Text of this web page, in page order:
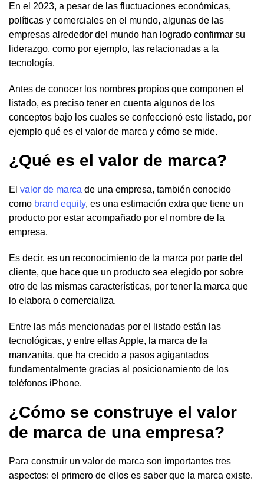
En el 2023, a pesar de las fluctuaciones económicas,
políticas y comerciales en el mundo, algunas de las
empresas alrededor del mundo han logrado confirmar su
liderazgo, como por ejemplo, las relacionadas a la
tecnología.
Antes de conocer los nombres propios que componen el
listado, es preciso tener en cuenta algunos de los
conceptos bajo los cuales se confeccionó este listado, por
ejemplo qué es el valor de marca y cómo se mide.
¿Qué es el valor de marca?
El valor de marca de una empresa, también conocido
como brand equity, es una estimación extra que tiene un
producto por estar acompañado por el nombre de la
empresa.
Es decir, es un reconocimiento de la marca por parte del
cliente, que hace que un producto sea elegido por sobre
otro de las mismas características, por tener la marca que
lo elabora o comercializa.
Entre las más mencionadas por el listado están las
tecnológicas, y entre ellas Apple, la marca de la
manzanita, que ha crecido a pasos agigantados
fundamentalmente gracias al posicionamiento de los
teléfonos iPhone.
¿Cómo se construye el valor
de marca de una empresa?
Para construir un valor de marca son importantes tres
aspectos: el primero de ellos es saber que la marca existe.